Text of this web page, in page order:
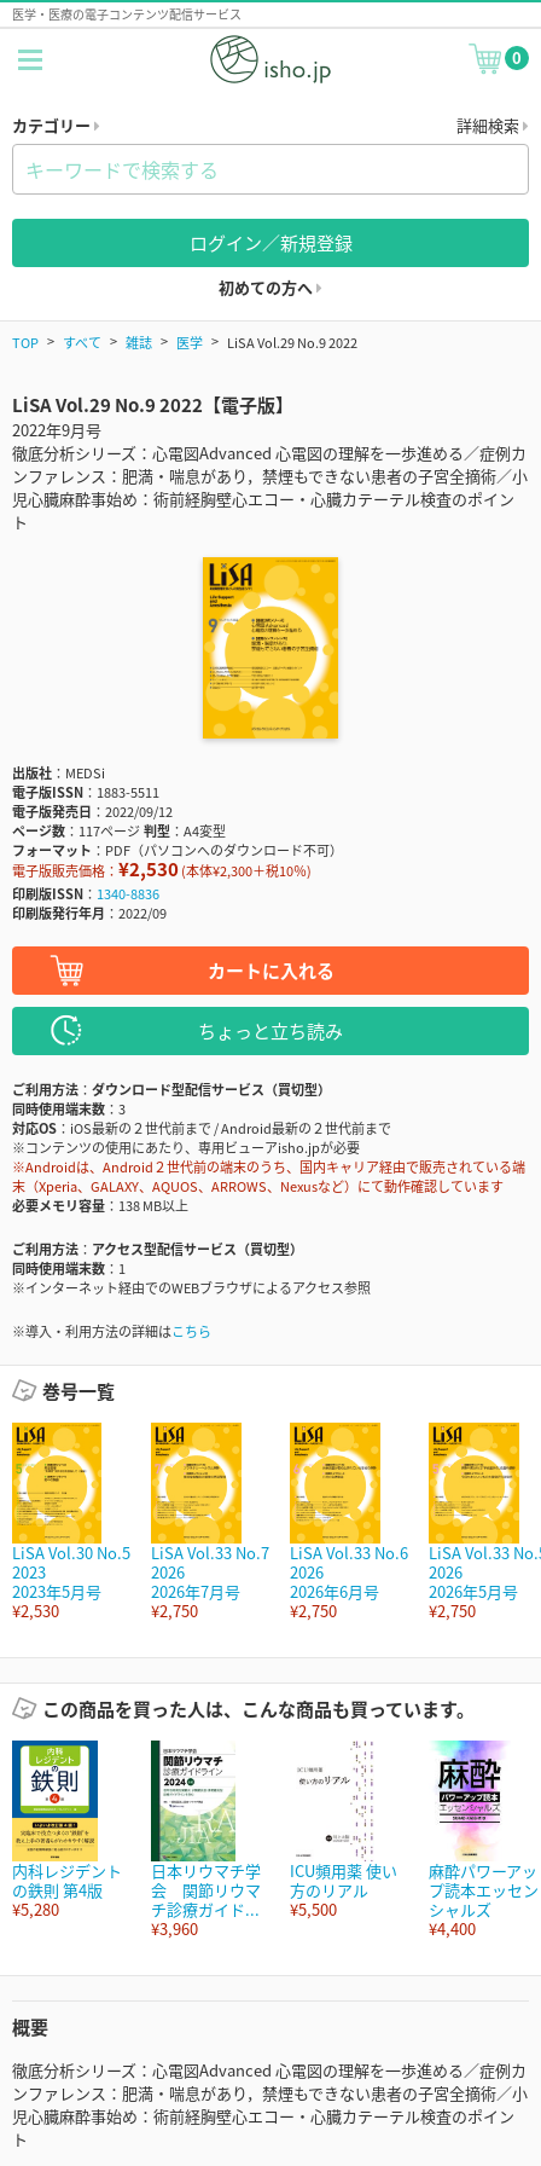
医学・医療の電子コンテンツ配信サービス
0
カテゴリー 詳細検索
ログイン／新規登録
初めての方へ
TOP すべて 雑誌 医学 LiSA Vol.29 No.9 2022
LiSA Vol.29 No.9 2022【電子版】
2022年9月号
徹底分析シリーズ：心電図Advanced 心電図の理解を一歩進める／症例カ
ンファレンス：肥満・喘息があり，禁煙もできない患者の子宮全摘術／小
児心臓麻酔事始め：術前経胸壁心エコー・心臓カテーテル検査のポイン
ト
出版社
MEDSi
電子版ISSN
1883-5511
電子版発売日
2022/09/12
ページ数
117ページ判型
A4変型
フォーマット
PDF（パソコンへのダウンロード不可）
電子版販売価格： ¥2,530(本体¥2,300＋税10％)
印刷版ISSN
1340-8836
印刷版発行年月
2022/09
カートに入れる
ちょっと立ち読み
ご利用方法
ダウンロード型配信サービス（買切型）
同時使用端末数
3
対応OS
iOS最新の２世代前まで / Android最新の２世代前まで
※コンテンツの使用にあたり、専用ビューアisho.jpが必要
※Androidは、Android２世代前の端末のうち、国内キャリア経由で販売されている端
末（Xperia、GALAXY、AQUOS、ARROWS、Nexusなど）にて動作確認しています
必要メモリ容量
138 MB以上
ご利用方法
アクセス型配信サービス（買切型）
同時使用端末数
1
※インターネット経由でのWEBブラウザによるアクセス参照
※導入・利用方法の詳細はこちら
巻号一覧
LiSA Vol.30 No.5
2023
2023年5月号
¥2,530
LiSA Vol.33 No.7
2026
2026年7月号
¥2,750
LiSA Vol.33 No.6
2026
2026年6月号
¥2,750
LiSA Vol.33
2026
2026年5月号
¥2,750
この商品を買った人は、こんな商品も買っています。
内科レジデント
の鉄則 第4版
¥5,280
日本リウマチ学
会 関節リウマ
チ診療ガイド...
¥3,960
ICU頻用薬 使い
方のリアル
¥5,500
麻酔パワーアッ
プ読本エッセン
シャルズ
¥4,400
概要
徹底分析シリーズ：心電図Advanced 心電図の理解を一歩進める／症例カ
ンファレンス：肥満・喘息があり，禁煙もできない患者の子宮全摘術／小
児心臓麻酔事始め：術前経胸壁心エコー・心臓カテーテル検査のポイン
ト